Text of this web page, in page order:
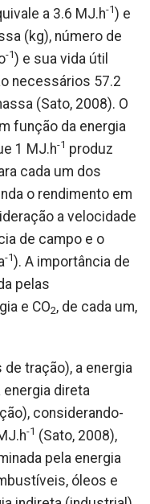
a 3.6 MJ.h-1) e
(kg), número de
-1) e sua vida útil
necessários 57.2
(Sato, 2008). O
função da energia
1 MJ.h-1 produz
cada um dos
o rendimento em
a velocidade
de campo e o
-1). A importância de
pelas
e CO2, de cada um,
tração), a energia
direta
considerando-
-1 (Sato, 2008),
pela energia
óleos e